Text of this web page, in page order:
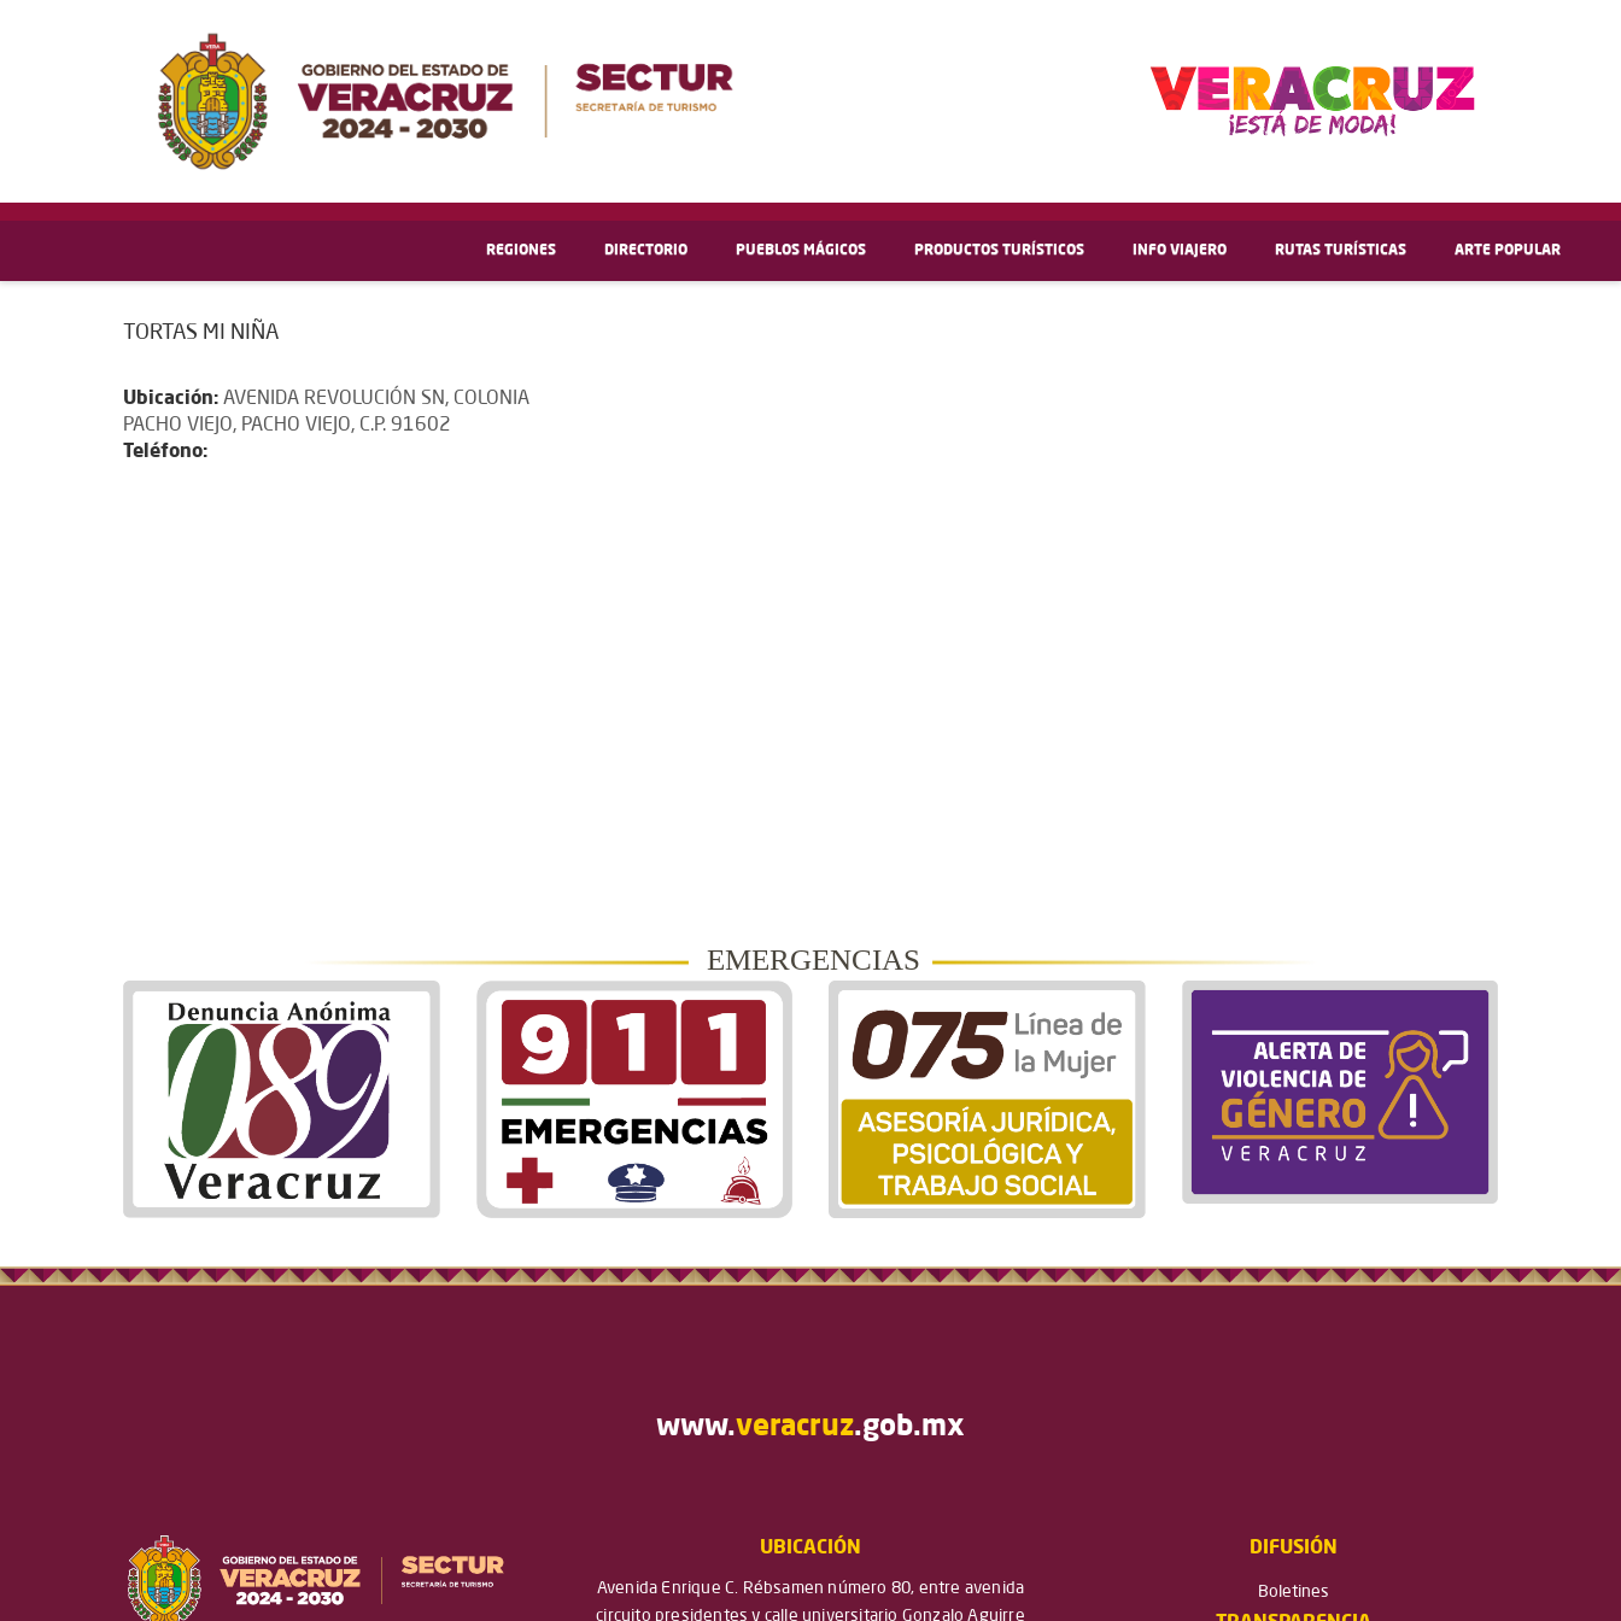
REGIONES DIRECTORIO PUEBLOS MÁGICOS PRODUCTOS TURÍSTICOS INFO VIAJERO RUTAS TURÍSTICAS ARTE POPULAR
TORTAS MI NIÑA
Ubicación: AVENIDA REVOLUCIÓN SN, COLONIA
PACHO VIEJO, PACHO VIEJO, C.P. 91602
Teléfono:
EMERGENCIAS
www.veracruz.gob.mx
UBICACIÓN
Avenida Enrique C. Rébsamen número 80, entre avenida
circuito presidentes y calle universitario Gonzalo Aguirre
DIFUSIÓN
Boletines